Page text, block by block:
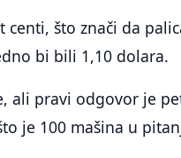
što znači da
bi bili 1,10 dolara.
ali pravi odgovor je
je 100 mašina u